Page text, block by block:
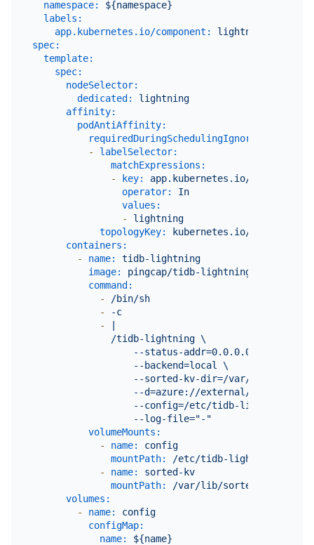
namespace:
${namespace}
labels:
app.kubernetes.io/component:
lightning
spec:
template:
spec:
nodeSelector:
dedicated:
lightning
affinity:
podAntiAffinity:
-
labelSelector:
matchExpressions:
-
key:
app.kubernetes.io/component
operator:
In
values:
-
lightning
topologyKey:
kubernetes.io/hostname
containers:
-
name:
tidb-lightning
image:
pingcap/tidb-lightning:${version}
command:
-
/bin/sh
-
-c
-
              /tidb-lightning \
                  --status-addr=0.0.0.0:8289 \
                  --backend=local \
--sorted-kv-dir=/var/lib/
--d=azure://external/
--config=/etc/tidb-lightning/
volumeMounts:
-
name:
config
mountPath:
/etc/tidb-lightning
-
name:
sorted-kv
mountPath:
/var/lib/sorted-kv
volumes:
-
name:
config
configMap:
name:
${name}